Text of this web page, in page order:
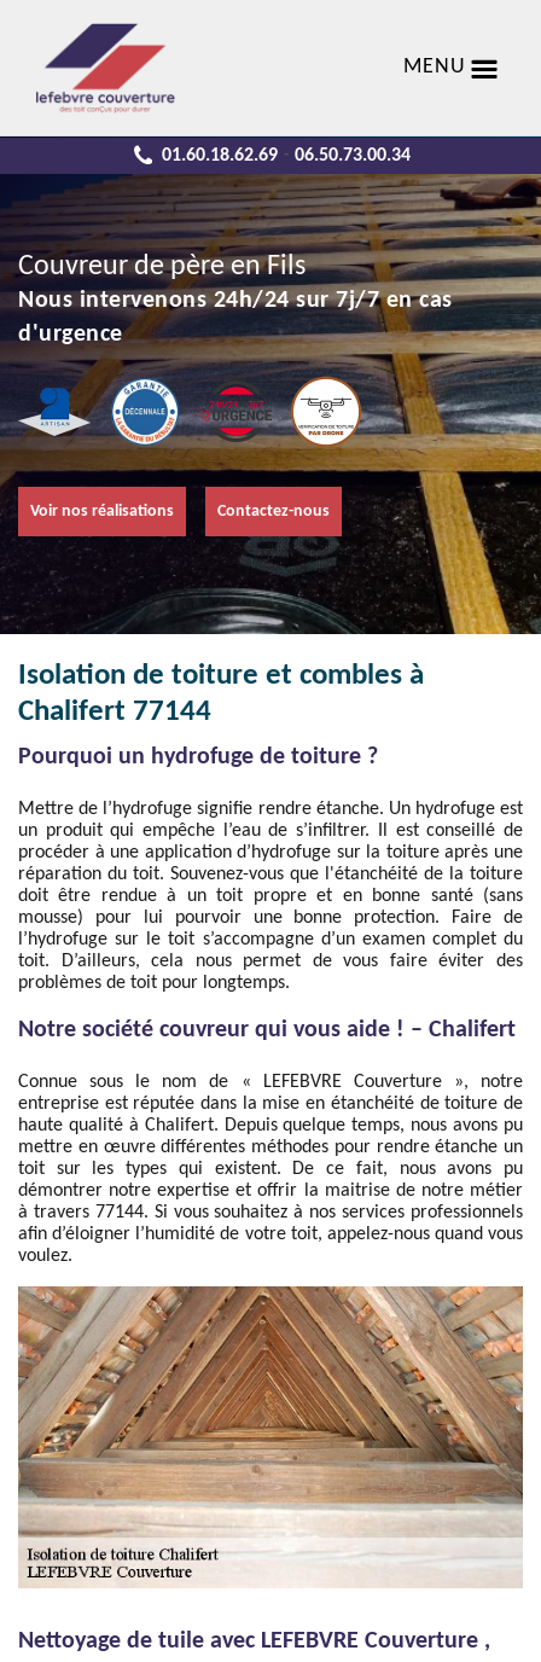
MENU
01.60.18.62.69 - 06.50.73.00.34
Couvreur de père en Fils
Nous intervenons 24h/24 sur 7j/7 en cas
d'urgence
Voir nos réalisations Contactez-nous
Isolation de toiture et combles à
Chalifert 77144
Pourquoi un hydrofuge de toiture ?
Mettre de l’hydrofuge signifie rendre étanche. Un hydrofuge est
un produit qui empêche l’eau de s’infiltrer. Il est conseillé de
procéder à une application d’hydrofuge sur la toiture après une
réparation du toit. Souvenez-vous que l'étanchéité de la toiture
doit être rendue à un toit propre et en bonne santé (sans
mousse) pour lui pourvoir une bonne protection. Faire de
l’hydrofuge sur le toit s’accompagne d’un examen complet du
toit. D’ailleurs, cela nous permet de vous faire éviter des
problèmes de toit pour longtemps.
Notre société couvreur qui vous aide ! – Chalifert
Connue sous le nom de « LEFEBVRE Couverture », notre
entreprise est réputée dans la mise en étanchéité de toiture de
haute qualité à Chalifert. Depuis quelque temps, nous avons pu
mettre en œuvre différentes méthodes pour rendre étanche un
toit sur les types qui existent. De ce fait, nous avons pu
démontrer notre expertise et offrir la maitrise de notre métier
à travers 77144. Si vous souhaitez à nos services professionnels
afin d’éloigner l’humidité de votre toit, appelez-nous quand vous
voulez.
Nettoyage de tuile avec LEFEBVRE Couverture ,